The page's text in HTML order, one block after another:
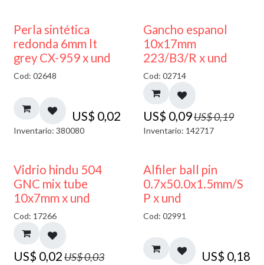
Perla sintética
redonda 6mm lt
grey CX-959 x und
Cod: 02648
US$ 0,02
Inventario: 380080
50% DESCUENTO
Gancho espanol
10x17mm
223/B3/R x und
Cod: 02714
US$ 0,09US$0,19
Inventario: 142717
40% DESCUENTO
Vidrio hindu 504
GNC mix tube
10x7mm x und
Cod: 17266
US$ 0,02US$0,03
Alfiler ball pin
0.7x50.0x1.5mm/S
P x und
Cod: 02991
US$ 0,18